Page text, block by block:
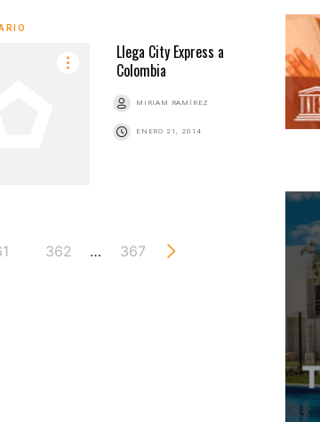
Llega City Express a
Colombia
MIRIAM RAMÍREZ
ENERO 21, 2014
362 … 367